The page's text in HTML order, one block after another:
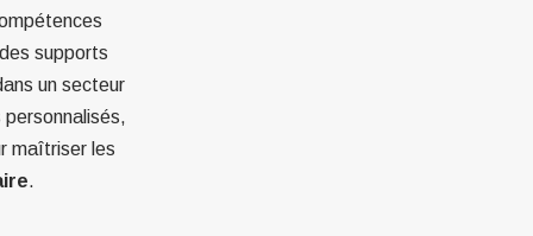
supports
un secteur
maîtriser les
.